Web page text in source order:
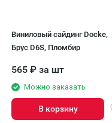
Виниловый сайдинг Docke,
Брус D6S, Пломбир
565 ₽ за шт
Можно заказать
В корзину